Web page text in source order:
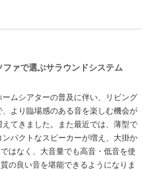
ファで選ぶサラウンドシステム
ームシアターの普及に伴い、リビング
、より臨場感のある音を楽しむ機会が
えてきました。また最近では、薄型で
ンパクトなスピーカーが増え、大掛か
はなく、大音量でも高音・低音を使
の良い音を堪能できるようになりま